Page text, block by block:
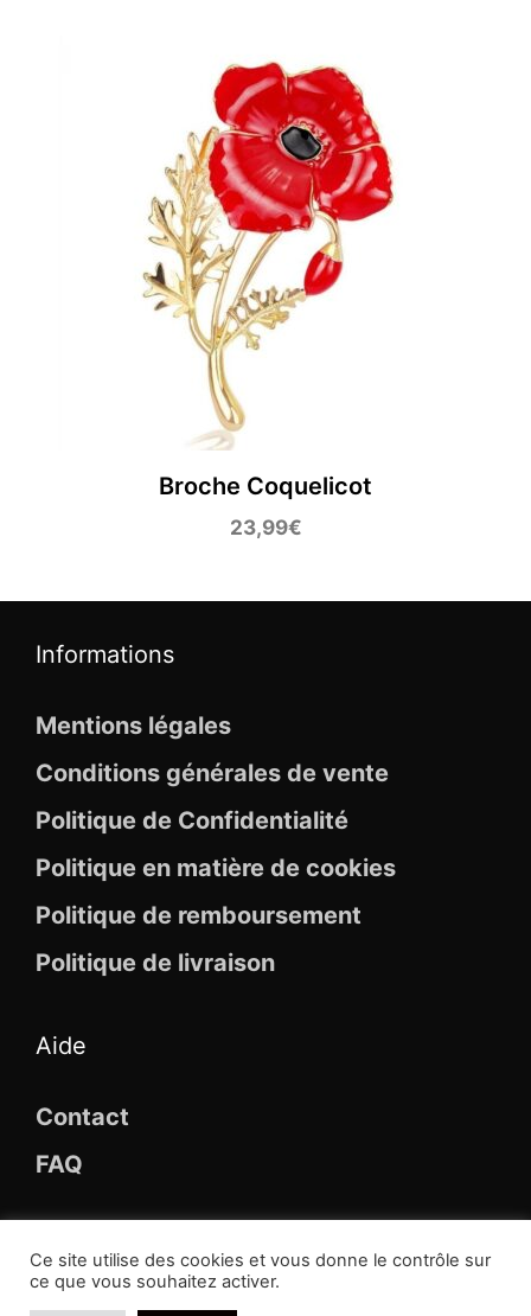
Broche Coquelicot
23,99€
Informations
Mentions légales
Conditions générales de vente
Politique de Confidentialité
Politique en matière de cookies
Politique de remboursement
Politique de livraison
Aide
Contact
FAQ
© 2026 Maison Des Broches
Ce site utilise des cookies et vous donne le contrôle sur
ce que vous souhaitez activer.